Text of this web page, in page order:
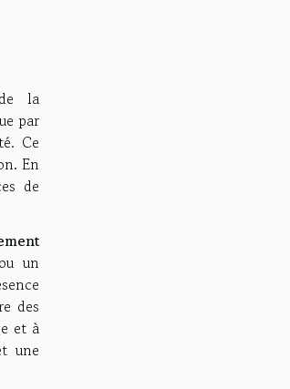
la
par
Ce
En
de
un
des
et à
une